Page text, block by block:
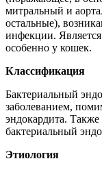
митральный и
остальные),
инфекции.
особенно у кошек.
Классификация
Бактериальный
заболеванием,
эндокардита.
бактериальный
Этиология